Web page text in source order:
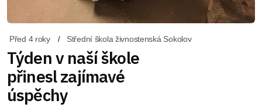
Před 4 roky Střední škola živnostenská Sokolov
Týden v naší škole
přinesl zajímavé
úspěchy